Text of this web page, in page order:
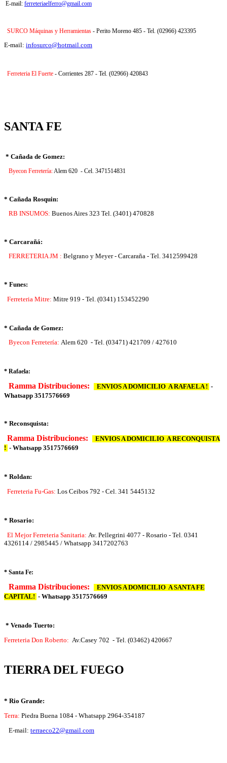
E-mail: ferreteriaelferro@gmail.com
SURCO Máquinas y Herramientas - Perito Moreno 485 - Tel. (02966) 423395
E-mail: infosurco@hotmail.com
Ferreteria El Fuerte - Corrientes 287 - Tel. (02966) 420843
SANTA FE
* Cañada de Gomez:
Byecon Ferretería:Alem 620 - Cel. 3471514831
* Cañada Rosquin:
RB INSUMOS: Buenos Aires 323 Tel. (3401) 470828
* Carcarañá:
FERRETERIA JM : Belgrano y Meyer - Carcaraña - Tel. 3412599428
* Funes:
Ferreteria Mitre: Mitre 919 - Tel. (0341) 153452290
* Cañada de Gomez:
Byecon Ferretería: Alem 620 - Tel. (03471) 421709 / 427610
* Rafaela:
Ramma Distribuciones: ENVIOS A DOMICILIO A RAFAELA ! -
Whatsapp 3517576669
* Reconsquista:
Ramma Distribuciones:
ENVIOS A DOMICILIO A RECONQUISTA
! - Whatsapp 3517576669
* Roldan:
Ferreteria Fu-Gas: Los Ceibos 792 - Cel. 341 5445132
* Rosario:
El Mejor Ferreteria Sanitaria: Av. Pellegrini 4077 - Rosario - Tel. 0341
4326114 / 2985445 / Whatsapp 3417202763
* Santa Fe:
Ramma Distribuciones:
ENVIOS A DOMICILIO A SANTA FE
CAPITAL! - Whatsapp 3517576669
* Venado Tuerto:
Ferreteria Don Roberto: Av.Casey 702 - Tel. (03462) 420667
TIERRA DEL FUEGO
* Rio Grande:
Terra: Piedra Buena 1084 - Whatsapp 2964-354187
E-mail: terraeco22@gmail.com